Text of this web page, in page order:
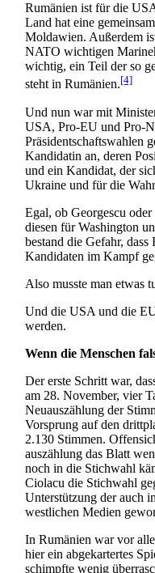
Rumänien ist für die
Land hat eine
Moldawien. Außerdem
NATO wichtigen
wichtig, ein Teil der so
steht in Rumänien.[4]
Und nun war mit
USA, Pro-EU und Pro-
Präsidentschafts­wahlen
Kandidatin an, deren
und ein Kandidat, der
Ukraine und für die
Egal, ob Georgescu
diesen für Washington
bestand die Gefahr,
Kandidaten im Kampf
Also musste man etwas
Und die USA und die
werden.
Wenn die Menschen
Der erste Schritt war,
am 28. November, vier
Neuauszählung der
Vorsprung auf den
2.130 Stimmen.
auszählung das Blatt
noch in die Stichwahl
Ciolacu die Stichwahl
Unterstützung der auch
westlichen Medien
In Rumänien war vor
hier ein abgekartertes
schimpfte wenig